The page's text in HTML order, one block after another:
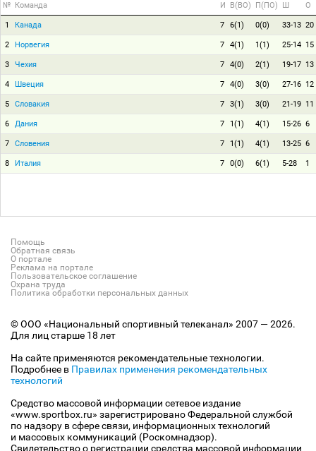
№ Команда И В(ВО) П(ПО) Ш О
1 Канада 7 6(1) 0(0) 33-13 20
2 Норвегия 7 4(1) 1(1) 25-14 15
3 Чехия 7 4(0) 2(1) 19-17 13
4 Швеция 7 4(0) 3(0) 27-16 12
5 Словакия 7 3(1) 3(0) 21-19 11
6 Дания 7 1(1) 4(1) 15-26 6
7 Словения 7 1(1) 4(1) 13-25 6
8 Италия 7 0(0) 6(1) 5-28 1
Помощь
Обратная связь
О портале
Реклама на портале
Пользовательское соглашение
Охрана труда
Политика обработки персональных данных
© ООО «Национальный спортивный телеканал» 2007 — 2026.
Для лиц старше 18 лет
На сайте применяются рекомендательные технологии.
Подробнее в Правилах применения рекомендательных
технологий
Средство массовой информации сетевое издание
«www.sportbox.ru» зарегистрировано Федеральной службой
по надзору в сфере связи, информационных технологий
и массовых коммуникаций (Роскомнадзор).
Свидетельство о регистрации средства массовой информации